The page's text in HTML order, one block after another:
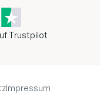
Trustpilot
Impressum